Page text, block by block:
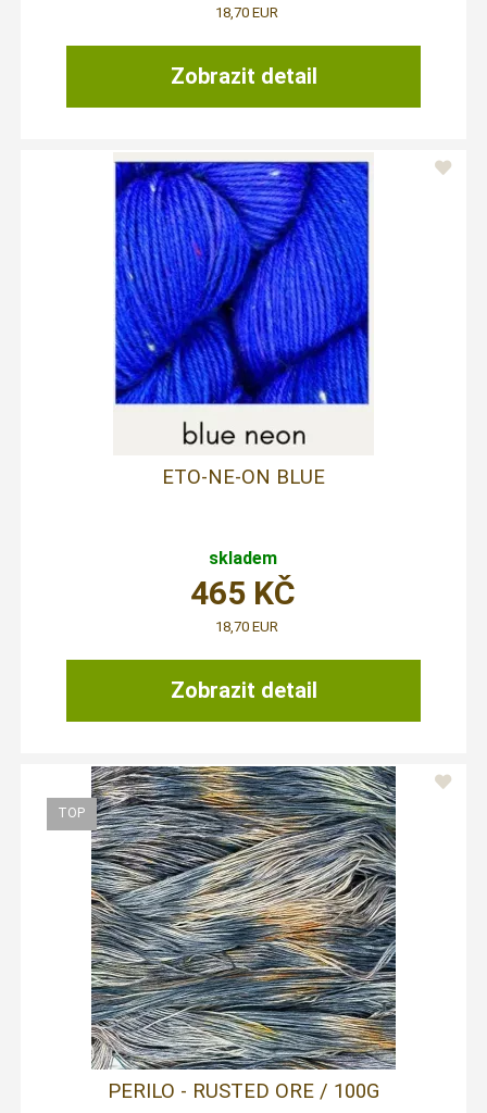
Zobrazit detail
18,70 EUR
ETO-NE-ON BLUE
skladem
Zobrazit detail
465 KČ
18,70 EUR
PERILO - RUSTED ORE / 100G